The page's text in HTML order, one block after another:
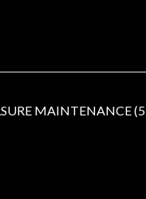
MAINTENANCE (5